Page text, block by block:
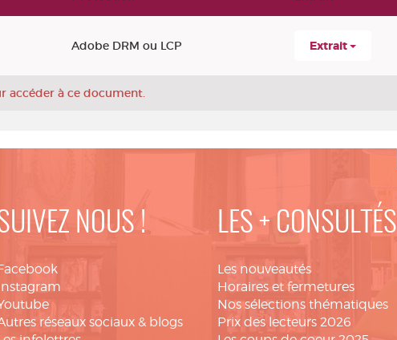
Adobe DRM ou LCP Extrait
accéder à ce document.
NOUS !
réseaux sociaux & blogs
LES + CONSULTÉS
Les nouveautés
Horaires et fermetures
Nos sélections thématiques
Prix des lecteurs 2026